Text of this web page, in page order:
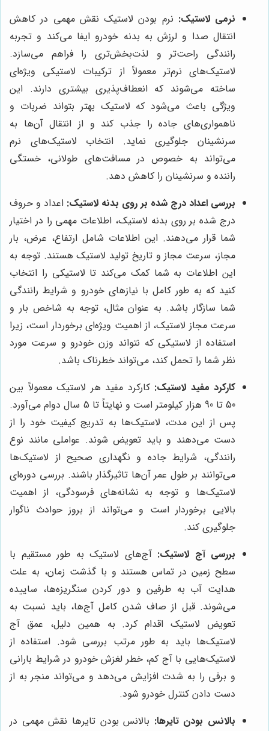
نرمی لاستیک: نرم بودن لاستیک نقش مهمی در کاهش
انتقال صدا و لرزش به بدنه خودرو ایفا می‌کند و تجربه
رانندگی راحت‌تر و لذت‌بخش‌تری را فراهم می‌سازد.
لاستیک‌های نرم‌تر معمولاً از ترکیبات لاستیکی ویژه‌ای
ساخته می‌شوند که انعطاف‌پذیری بیشتری دارند. این
ویژگی باعث می‌شود که لاستیک بهتر بتواند ضربات و
ناهمواری‌های جاده را جذب کند و از انتقال آن‌ها به
سرنشینان جلوگیری نماید. انتخاب لاستیک‌های نرم
می‌تواند به خصوص در مسافت‌های طولانی، خستگی
راننده و سرنشینان را کاهش دهد.
بررسی اعداد درج شده بر روی بدنه لاستیک: اعداد و حروف
درج شده بر روی بدنه لاستیک، اطلاعات مهمی را در اختیار
شما قرار می‌دهند. این اطلاعات شامل ارتفاع، عرض، بار
مجاز، سرعت مجاز و تاریخ تولید لاستیک هستند. توجه به
این اطلاعات به شما کمک می‌کند تا لاستیکی را انتخاب
کنید که به طور کامل با نیازهای خودرو و شرایط رانندگی
شما سازگار باشد. به عنوان مثال، توجه به شاخص بار و
سرعت مجاز لاستیک، از اهمیت ویژه‌ای برخوردار است، زیرا
استفاده از لاستیکی که نتواند وزن خودرو و سرعت مورد
نظر شما را تحمل کند، می‌تواند خطرناک باشد.
کارکرد مفید لاستیک: کارکرد مفید هر لاستیک معمولاً بین
50 تا 90 هزار کیلومتر است و نهایتاً تا 5 سال دوام می‌آورد.
پس از این مدت، لاستیک‌ها به تدریج کیفیت خود را از
دست می‌دهند و باید تعویض شوند. عواملی مانند نوع
رانندگی، شرایط جاده و نگهداری صحیح از لاستیک‌ها
می‌توانند بر طول عمر آن‌ها تاثیرگذار باشند. بررسی دوره‌ای
لاستیک‌ها و توجه به نشانه‌های فرسودگی، از اهمیت
بالایی برخوردار است و می‌تواند از بروز حوادث ناگوار
جلوگیری کند.
بررسی آج لاستیک: آج‌های لاستیک به طور مستقیم با
سطح زمین در تماس هستند و با گذشت زمان، به علت
هدایت آب به طرفین و دور کردن سنگریزه‌ها، ساییده
می‌شوند. قبل از صاف شدن کامل آج‌ها، باید نسبت به
تعویض لاستیک اقدام کرد. به همین دلیل، عمق آج
لاستیک‌ها باید به طور مرتب بررسی شود. استفاده از
لاستیک‌هایی با آج کم، خطر لغزش خودرو در شرایط بارانی
و برفی را به شدت افزایش می‌دهد و می‌تواند منجر به از
دست دادن کنترل خودرو شود.
بالانس بودن تایرها: بالانس بودن تایرها نقش مهمی در